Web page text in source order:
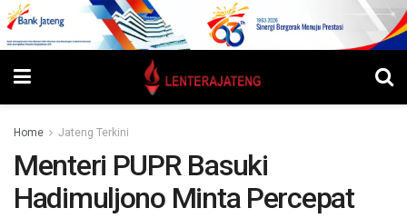
Home Jateng Terkini
Menteri PUPR Basuki
Hadimuljono Minta Percepat